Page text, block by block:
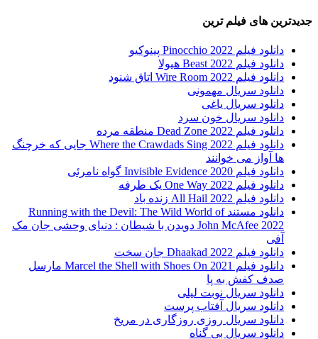
جدیدترین های فیلم ترین
دانلود فیلم Pinocchio 2022 پینوکیو
دانلود فیلم Beast 2022 هیولا
دانلود فیلم Wire Room 2022 اتاق شنود
دانلود سریال مهمونی
دانلود سریال یاغی
دانلود سریال خون سرد
دانلود فیلم 2022 Dead Zone منطقه مرده
دانلود فیلم Where the Crawdads Sing 2022 جایی که خرچنگ
ها آواز می خوانند
دانلود فیلم 2020 Invisible Evidence گواه نامرئی
دانلود فیلم One Way 2022 یک طرفه
دانلود فیلم All Hail 2022 زنده باد
دانلود مستند Running with the Devil: The Wild World of
John McAfee 2022 دویدن با شیطان : دنیای وحشی جان مک
آفی
دانلود فیلم Dhaakad 2022 جان سخت
دانلود فیلم Marcel the Shell with Shoes On 2021 مارسل
صدف کفش به پا
دانلود سریال نوبت لیلی
دانلود سریال آفتاب پرست
دانلود سریال روزی روزگاری در مریخ
دانلود سریال بی گناه